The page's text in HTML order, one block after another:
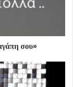
σου»